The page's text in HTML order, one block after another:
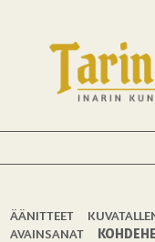
ÄÄNITTEET
AVAINSANAT